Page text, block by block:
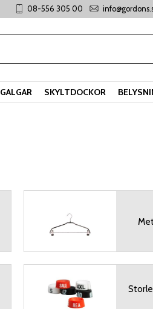
08-556 305 00
GALGAR SKYLTDOCKOR